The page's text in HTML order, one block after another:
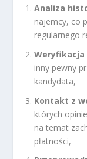
Analiza
najemcy, co
regularnego
Weryfikacja
inny pewny
kandydata,
Kontakt z
których
na temat
płatności,